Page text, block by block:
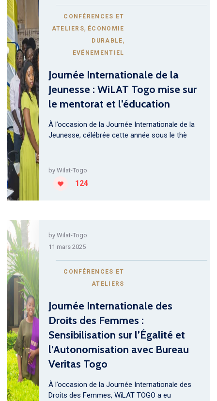
CONFÉRENCES ET
ATELIERS, ÉCONOMIE
DURABLE,
EVÉNEMENTIEL
Journée Internationale de la
Jeunesse : WiLAT Togo mise sur
le mentorat et l’éducation
À l’occasion de la Journée Internationale de la
Jeunesse, célébrée cette année sous le thè
by Wilat-Togo
124
by Wilat-Togo
11 mars 2025
CONFÉRENCES ET
ATELIERS
Journée Internationale des
Droits des Femmes :
Sensibilisation sur l’Égalité et
l’Autonomisation avec Bureau
Veritas Togo
À l’occasion de la Journée Internationale des
Droits des Femmes, WiLAT TOGO a eu